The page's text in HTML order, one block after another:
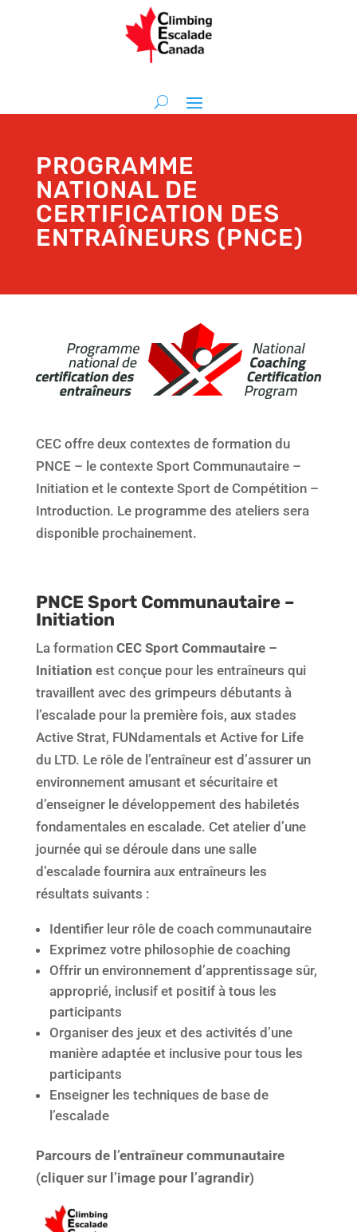
PROGRAMME
NATIONAL DE
CERTIFICATION DES
ENTRAÎNEURS (PNCE)
CEC offre deux contextes de formation du
PNCE – le contexte Sport Communautaire –
Initiation et le contexte Sport de Compétition –
Introduction. Le programme des ateliers sera
disponible prochainement.
PNCE Sport Communautaire –
Initiation
La formation CEC Sport Commautaire –
Initiation est conçue pour les entraîneurs qui
travaillent avec des grimpeurs débutants à
l’escalade pour la première fois, aux stades
Active Strat, FUNdamentals et Active for Life
du LTD. Le rôle de l’entraîneur est d’assurer un
environnement amusant et sécuritaire et
d’enseigner le développement des habiletés
fondamentales en escalade. Cet atelier d’une
journée qui se déroule dans une salle
d’escalade fournira aux entraîneurs les
résultats suivants :
Identifier leur rôle de coach communautaire
Exprimez votre philosophie de coaching
Offrir un environnement d’apprentissage sûr,
approprié, inclusif et positif à tous les
participants
Organiser des jeux et des activités d’une
manière adaptée et inclusive pour tous les
participants
Enseigner les techniques de base de
l’escalade
Parcours de l’entraîneur communautaire
(cliquer sur l’image pour l’agrandir)